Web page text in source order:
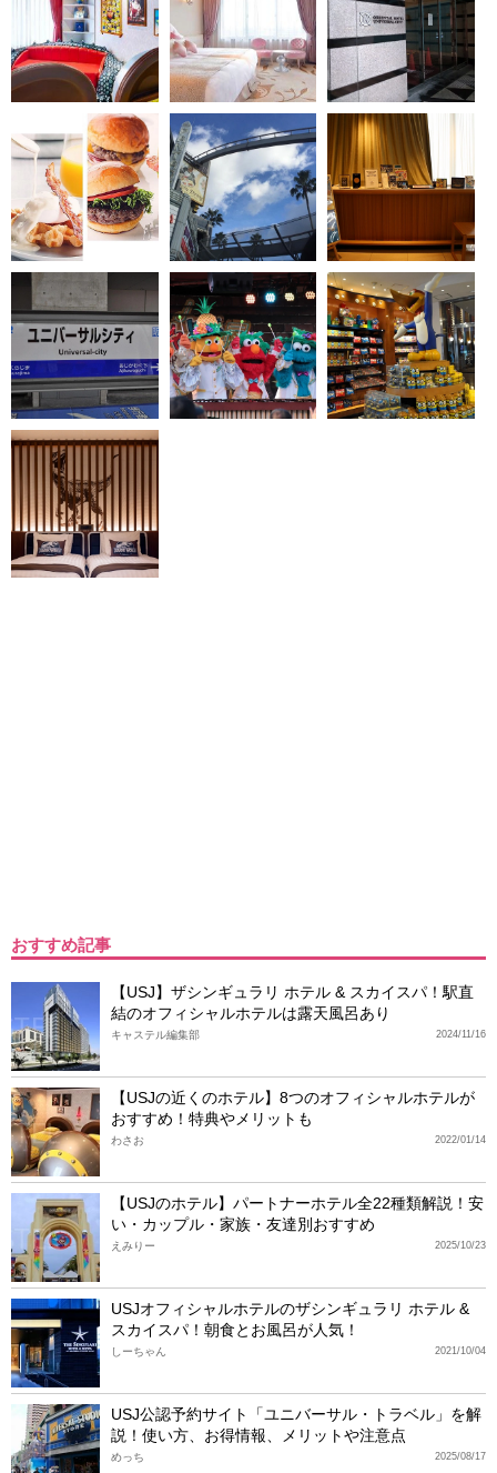
おすすめ記事
【USJ】ザシンギュラリ ホテル & スカイスパ！駅直
結のオフィシャルホテルは露天風呂あり
2024/11/16
キャステル編集部
【USJの近くのホテル】8つのオフィシャルホテルが
おすすめ！特典やメリットも
2022/01/14
わさお
【USJのホテル】パートナーホテル全22種類解説！安
い・カップル・家族・友達別おすすめ
2025/10/23
えみりー
USJオフィシャルホテルのザシンギュラリ ホテル &
スカイスパ！朝食とお風呂が人気！
2021/10/04
しーちゃん
USJ公認予約サイト「ユニバーサル・トラベル」を解
説！使い方、お得情報、メリットや注意点
2025/08/17
めっち